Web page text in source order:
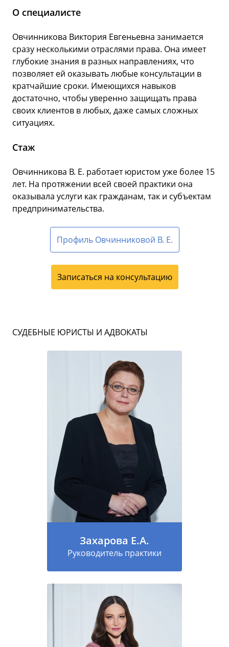
О специалисте
Овчинникова Виктория Евгеньевна занимается
сразу несколькими отраслями права. Она имеет
глубокие знания в разных направлениях, что
позволяет ей оказывать любые консультации в
кратчайшие сроки. Имеющихся навыков
достаточно, чтобы уверенно защищать права
своих клиентов в любых, даже самых сложных
ситуациях.
Стаж
Овчинникова В. Е. работает юристом уже более 15
лет. На протяжении всей своей практики она
оказывала услуги как гражданам, так и субъектам
предпринимательства.
Профиль Овчинниковой В. Е.
Записаться на консультацию
СУДЕБНЫЕ ЮРИСТЫ И АДВОКАТЫ
Захарова Е.А.
Руководитель практики